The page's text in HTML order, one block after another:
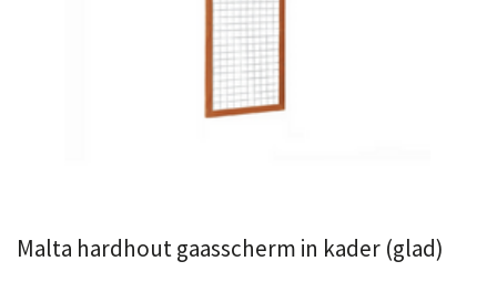
Malta hardhout gaasscherm in kader (glad)